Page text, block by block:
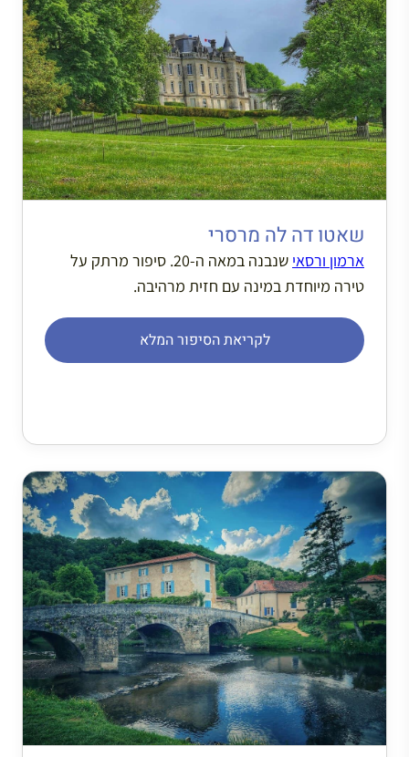
שאטו דה לה מרסרי
ארמון ורסאי
שנבנה במאה ה-20. סיפור מרתק על
טירה מיוחדת במינה עם חזית מרהיבה.
לקריאת הסיפור המלא